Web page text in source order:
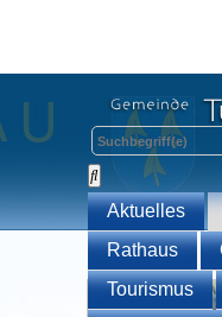
Aktuelles
Rathaus
Tourismus